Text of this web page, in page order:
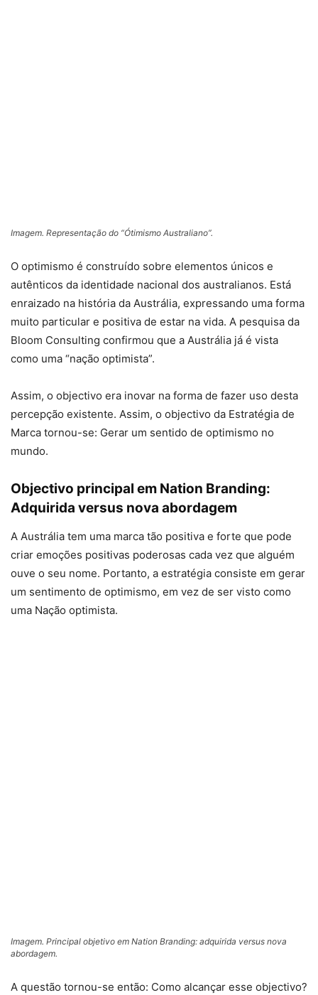
Imagem. Representação do “Ótimismo Australiano”.
O optimismo é construído sobre elementos únicos e
autênticos da identidade nacional dos australianos. Está
enraizado na história da Austrália, expressando uma forma
muito particular e positiva de estar na vida. A pesquisa da
Bloom Consulting confirmou que a Austrália já é vista
como uma “nação optimista”.
Assim, o objectivo era inovar na forma de fazer uso desta
percepção existente. Assim, o objectivo da Estratégia de
Marca tornou-se: Gerar um sentido de optimismo no
mundo.
Objectivo principal em Nation Branding:
Adquirida versus nova abordagem
A Austrália tem uma marca tão positiva e forte que pode
criar emoções positivas poderosas cada vez que alguém
ouve o seu nome. Portanto, a estratégia consiste em gerar
um sentimento de optimismo, em vez de ser visto como
uma Nação optimista.
Imagem. Principal objetivo em Nation Branding: adquirida versus nova
abordagem.
A questão tornou-se então: Como alcançar esse objectivo?